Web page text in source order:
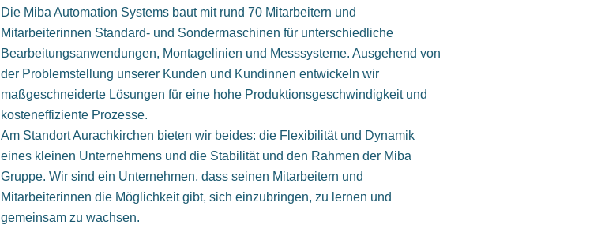
Die Miba Automation Systems baut mit rund 70 Mitarbeitern und
Mitarbeiterinnen Standard- und Sondermaschinen für unterschiedliche
Bearbeitungsanwendungen, Montagelinien und Messsysteme. Ausgehend von
der Problemstellung unserer Kunden und Kundinnen entwickeln wir
maßgeschneiderte Lösungen für eine hohe Produktionsgeschwindigkeit und
kosteneffiziente Prozesse.
Am Standort Aurachkirchen bieten wir beides: die Flexibilität und Dynamik
eines kleinen Unternehmens und die Stabilität und den Rahmen der Miba
Gruppe. Wir sind ein Unternehmen, dass seinen Mitarbeitern und
Mitarbeiterinnen die Möglichkeit gibt, sich einzubringen, zu lernen und
gemeinsam zu wachsen.